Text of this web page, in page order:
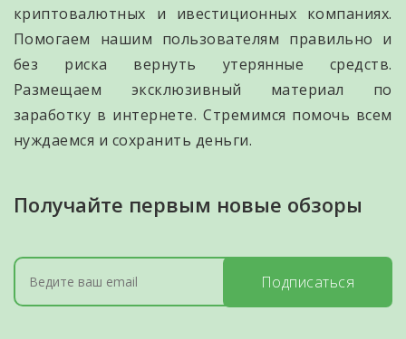
криптовалютных и ивестиционных компаниях.
Помогаем нашим пользователям правильно и
без риска вернуть утерянные средств.
Размещаем эксклюзивный материал по
заработку в интернете. Стремимся помочь всем
нуждаемся и сохранить деньги.
Получайте первым новые обзоры
Подписаться